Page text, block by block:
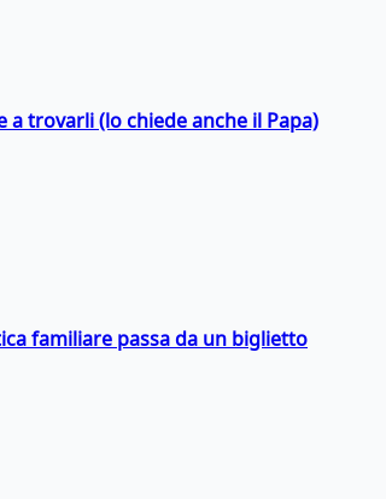
trovarli (lo chiede anche il Papa)
familiare passa da un biglietto